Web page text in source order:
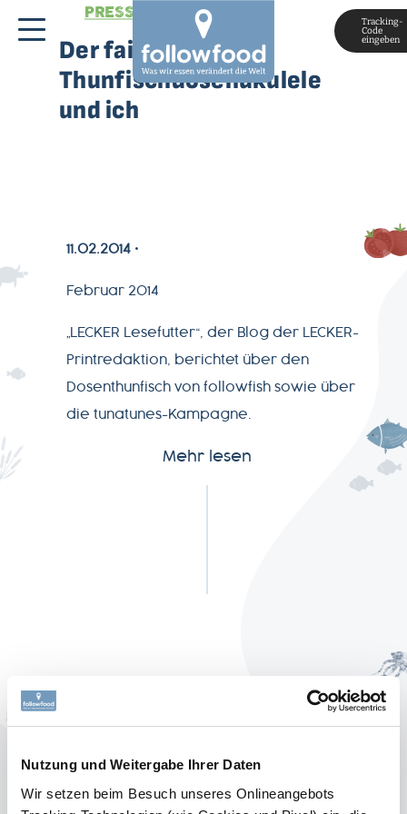
Nutzung und Weitergabe Ihrer Daten
Wir setzen beim Besuch unseres Onlineangebots
Tracking-
Code
eingeben
MAGAZIN
ÜBER
UNS
PRODUKTWELT
PRESSESTIMMEN
Der faire Fisch, die
Thunfischdosenukulele
und ich
11.02.2014
Februar 2014
„LECKER Lesefutter“, der Blog der LECKER-
Printredaktion, berichtet über den
Dosenthunfisch von followfish sowie über
die tunatunes-Kampagne.
Mehr lesen
Orangen-Glasur und